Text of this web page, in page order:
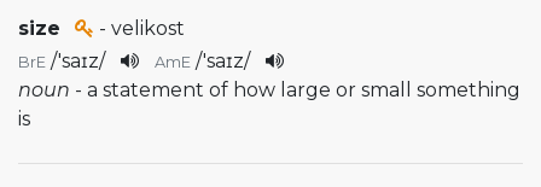
size - velikost
BrE /'saɪz/ AmE /'saɪz/
noun - a statement of how large or small something
is